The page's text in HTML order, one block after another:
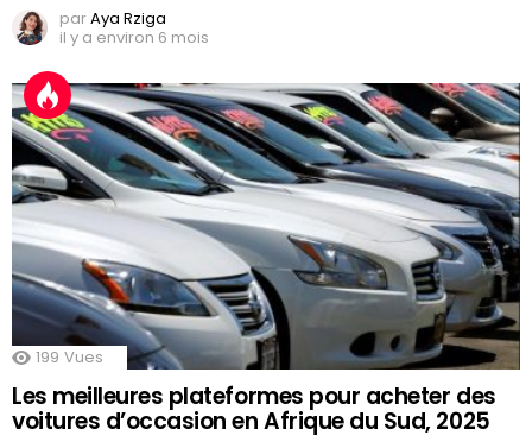
parAya Rziga
il y a environ 6 mois
199 Vues
Les meilleures plateformes pour acheter des
voitures d’occasion en Afrique du Sud, 2025